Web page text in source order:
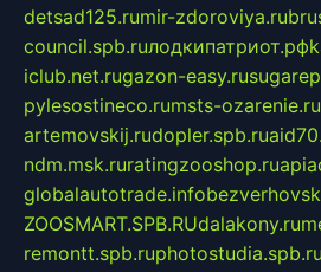
detsad125.rumir-zdoroviya.ru
council.spb.ruлодкипатриот.рф
iclub.net.rugazon-easy.ru
pylesostineco.rumsts-ozarenie.ru
artemovskij.rudopler.spb.ru
ndm.msk.ruratingzooshop.ru
globalautotrade.info
ZOOSMART.SPB.RUdalakony.ru
remontt.spb.ruphotostudia.spb.ru